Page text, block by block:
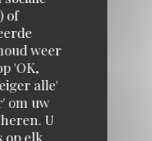
of
weer
'OK,
alle'
om uw
U
op elk